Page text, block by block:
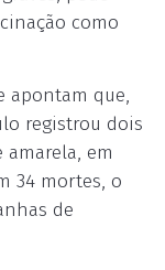
como
apontam que,
registrou dois
amarela, em
34 mortes, o
de